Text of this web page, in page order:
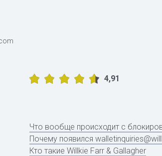
4,91
Что вообще происходит с
Почему появился
Кто такие Willkie Farr & Gallagher